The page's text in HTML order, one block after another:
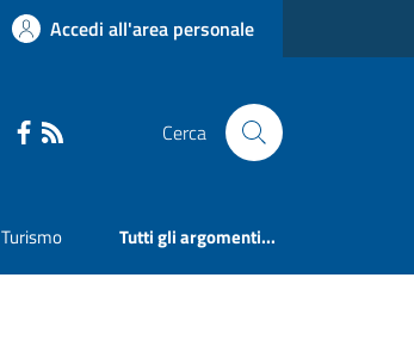
Accedi all'area personale
Cerca
Turismo Tutti gli argomenti...